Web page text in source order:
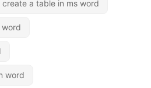
create a table in ms word
word